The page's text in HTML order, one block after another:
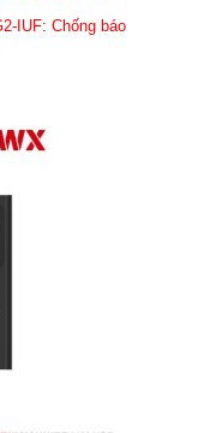
IUF: Chống báo